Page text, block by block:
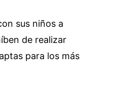
sus niños a
de realizar
para los más